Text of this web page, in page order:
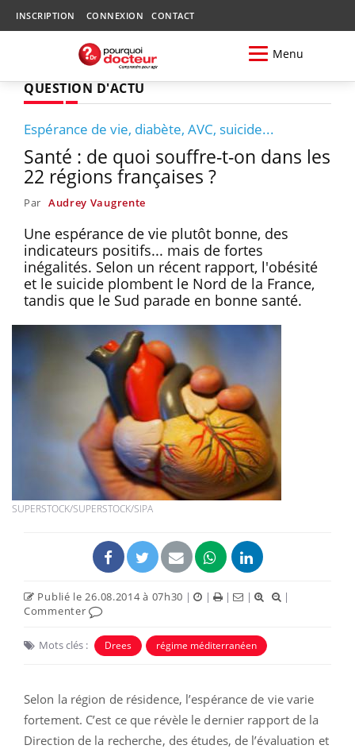
INSCRIPTION CONNEXION CONTACT
Menu
QUESTION D'ACTU
Espérance de vie, diabète, AVC, suicide...
Santé : de quoi souffre-t-on dans les
22 régions françaises ?
Par Audrey Vaugrente
Une espérance de vie plutôt bonne, des
indicateurs positifs... mais de fortes
inégalités. Selon un récent rapport, l'obésité
et le suicide plombent le Nord de la France,
tandis que le Sud parade en bonne santé.
SUPERSTOCK/SUPERSTOCK/SIPA
Publié le 26.08.2014 à 07h30 | | | |
|
Commenter
Mots clés : Drees régime méditerranéen
Selon la région de résidence, l’espérance de vie varie
fortement. C’est ce que révèle le dernier rapport de la
Direction de la recherche, des études, de l’évaluation et